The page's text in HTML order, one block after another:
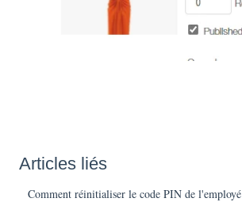
Articles liés
Comment réinitialiser le code PIN de l'employé